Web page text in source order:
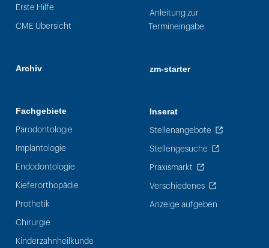
Erste Hilfe
CME Übersicht
Archiv
Fachgebiete
Parodontologie
Implantologie
Endodontologie
Kieferorthopädie
Prothetik
Chirurgie
Kinderzahnheilkunde
Anleitung zur
Termineingabe
zm-starter
Inserat
Stellenangebote
Stellengesuche
Praxismarkt
Verschiedenes
Anzeige aufgeben